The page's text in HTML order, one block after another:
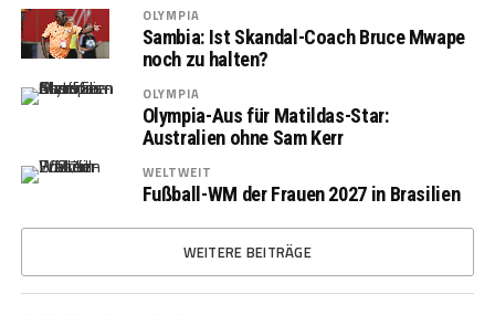
OLYMPIA
Sambia: Ist Skandal-Coach Bruce Mwape
noch zu halten?
OLYMPIA
Olympia-Aus für Matildas-Star:
Australien ohne Sam Kerr
WELTWEIT
Fußball-WM der Frauen 2027 in Brasilien
WEITERE BEITRÄGE